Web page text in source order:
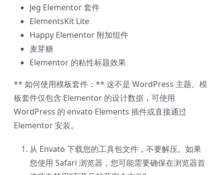
Jeg Elementor 套件
ElementsKit Lite
Happy Elementor 附加组件
麦芽糖
Elementor 的粘性标题效果
** 如何使用模板套件：** 这不是 WordPress 主题。模
板套件仅包含 Elementor 的设计数据，可使用
WordPress 的 envato Elements 插件或直接通过
Elementor 安装。
从 Envato 下载您的工具包文件，不要解压。如果
您使用 Safari 浏览器，您可能需要确保在浏览器首